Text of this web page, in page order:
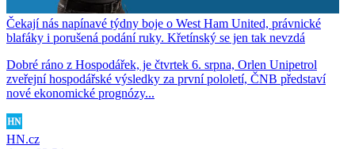
Čekají nás napínavé týdny boje o West Ham United, právnické
blafáky i porušená podání ruky. Křetínský se jen tak nevzdá
Dobré ráno z Hospodářek, je čtvrtek 6. srpna, Orlen Unipetrol
zveřejní hospodářské výsledky za první pololetí, ČNB představí
nové ekonomické prognózy...
HN.cz